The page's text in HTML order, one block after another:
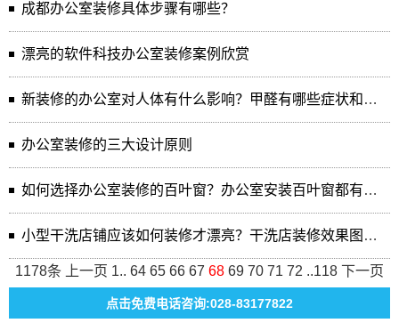
成都办公室装修具体步骤有哪些？
漂亮的软件科技办公室装修案例欣赏
新装修的办公室对人体有什么影响？甲醛有哪些症状和防范措施？
办公室装修的三大设计原则
如何选择办公室装修的百叶窗？办公室安装百叶窗都有哪些作用？
小型干洗店铺应该如何装修才漂亮？干洗店装修效果图鉴赏
1178条 上一页 1.. 64 65 66 67 68 69 70 71 72 ..118 下一页
点击免费电话咨询:028-83177822